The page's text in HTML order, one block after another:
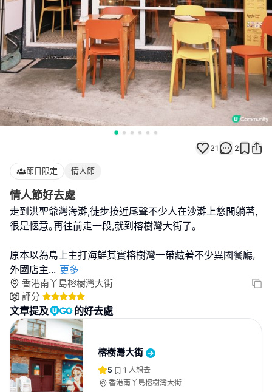
21 2
節日限定 情人節
情人節好去處
走到洪聖爺灣海灘,徒步接近尾聲不少人在沙灘上悠閒躺著,
很是愜意｡再往前走一段,就到榕樹灣大街了｡
原本以為島上主打海鮮其實榕樹灣一帶藏著不少異國餐廳,
外國店主... 更多
香港南丫島榕樹灣大街
評分
文章提及 的好去處
榕樹灣大街
5 1 人想去
香港南丫島榕樹灣大街